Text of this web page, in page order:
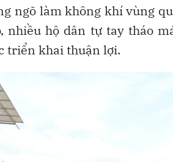
ngõ làm không khí vùng
hộ dân tự tay tháo
triển khai thuận lợi.